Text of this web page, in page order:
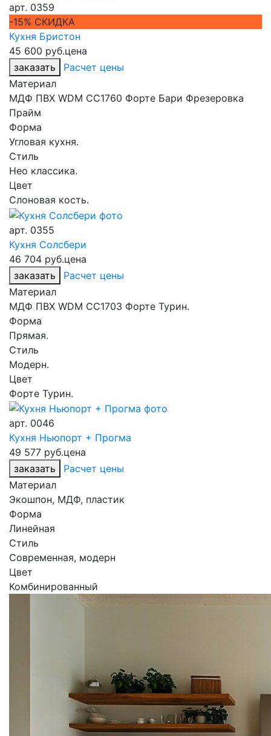
арт. 0359
-15% СКИДКА
Кухня Бристон
45 600 руб.цена
заказать
Расчет цены
Материал
МДФ ПВХ WDM CC1760 Форте Бари Фрезеровка
Прайм
Форма
Угловая кухня.
Стиль
Нео классика.
Цвет
Слоновая кость.
арт. 0355
Кухня Солсбери
46 704 руб.цена
заказать
Расчет цены
Материал
МДФ ПВХ WDM CC1703 Форте Турин.
Форма
Прямая.
Стиль
Модерн.
Цвет
Форте Турин.
арт. 0046
Кухня Ньюпорт + Прогма
49 577 руб.цена
заказать
Расчет цены
Материал
Экошпон, МДФ, пластик
Форма
Линейная
Стиль
Современная, модерн
Цвет
Комбинированный